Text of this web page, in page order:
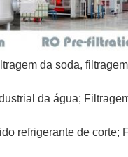
da soda,
da água;
refrigerante de corte;